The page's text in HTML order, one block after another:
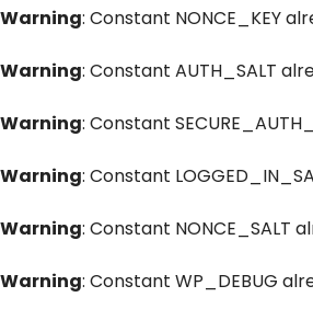
Warning: Constant NONCE_KEY
Warning: Constant AUTH_SALT
Warning: Constant
Warning: Constant
Warning: Constant NONCE_SALT
Warning: Constant WP_DEBUG